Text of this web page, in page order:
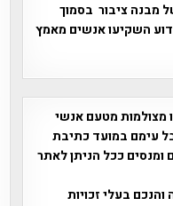
מבנה ציבור בסמוך
השקיעו אנשים מאמץ
מצולמות מטעם אנשי
עימם במועד כתיבת
ומנסים ככל הניתן לאתר
27א לחוק זכויות היוצרים תשס"ח 2007. במידה והנכם בעלי זכויות